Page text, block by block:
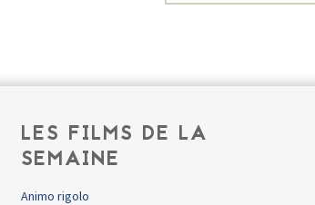
LES FILMS DE LA
SEMAINE
Animo rigolo